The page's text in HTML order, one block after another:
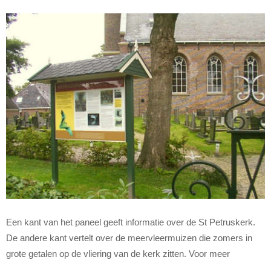
Een kant van het paneel geeft informatie over de St Petruskerk.
De andere kant vertelt over de meervleermuizen die zomers in
grote getalen op de vliering van de kerk zitten. Voor meer